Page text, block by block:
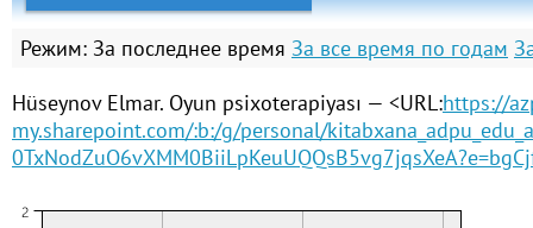
Режим: За последнее время За все время по годам
Hüseynov Elmar. Oyun psixoterapiyası — <URL:https://
my.sharepoint.com/:b:/g/personal/